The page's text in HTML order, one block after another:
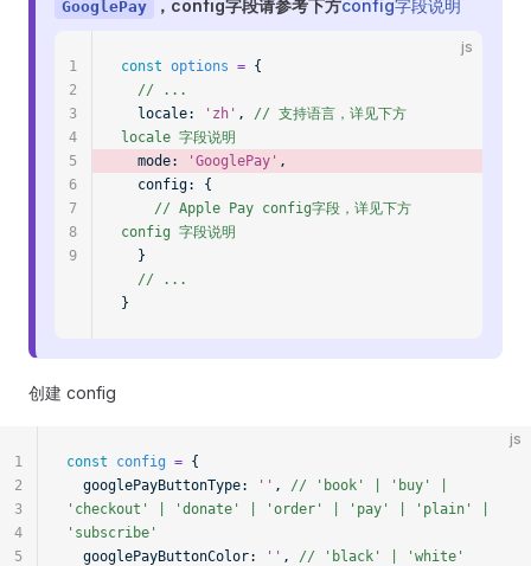
GooglePay ，config字段请参考下方config字段说明
js
const options = {
  // ...
  locale:
'zh' , // 支持语言，详见下方
locale 字段说明
  mode:
'GooglePay' ,
  config:
{
config 字段说明
  }
  // ...
}
1
2
3
4
5
6
7
8
9
创建 config
js
const config = {
  googlePayButtonType:
'' , // 'book' | 'buy' |
'checkout' | 'donate' | 'order' | 'pay' | 'plain' |
'subscribe'
  googlePayButtonColor:
'' , // 'black' | 'white'
1
2
3
4
5